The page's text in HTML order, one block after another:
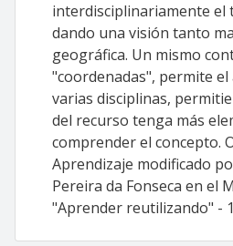
interdisciplinariamente el
dando una visión tanto
geográfica. Un mismo
"coordenadas", permite el
varias disciplinas,
del recurso tenga más
comprender el concepto.
Aprendizaje modificado
Pereira da Fonseca en el
"Aprender reutilizando" -